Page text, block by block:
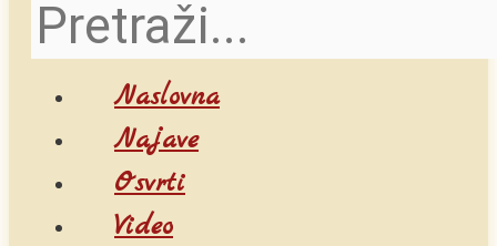
Naslovna
Najave
Osvrti
Video